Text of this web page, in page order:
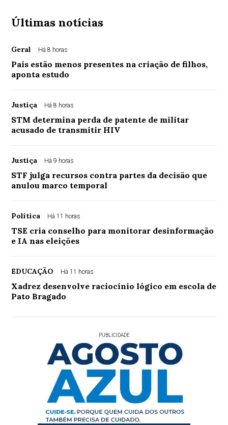
Últimas notícias
Geral Há 8 horas
Pais estão menos presentes na criação de filhos,
aponta estudo
Justiça Há 8 horas
STM determina perda de patente de militar
acusado de transmitir HIV
Justiça Há 9 horas
STF julga recursos contra partes da decisão que
anulou marco temporal
Política Há 11 horas
TSE cria conselho para monitorar desinformação
e IA nas eleições
EDUCAÇÃO Há 11 horas
Xadrez desenvolve raciocínio lógico em escola de
Pato Bragado
PUBLICIDADE